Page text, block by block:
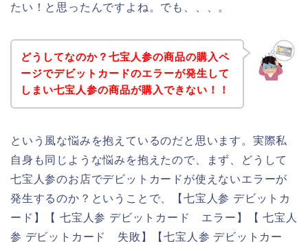
たい！と思ったんですよね。でも、、、。
どうしてなのか？七宝人参の商品の購入ペ
ージでデビットカードのエラーが発生して
しまい七宝人参の商品が購入できない！！
という風な悩みを抱えているのだと思います。実際私
自身も同じような悩みを抱えたので、まず、どうして
七宝人参のお店でデビットカードが使えないエラーが
発生するのか？ということで、【七宝人参 デビットカ
ード】【 七宝人参 デビットカード エラー】【 七宝人
参 デビットカード 失敗】【七宝人参 デビットカー